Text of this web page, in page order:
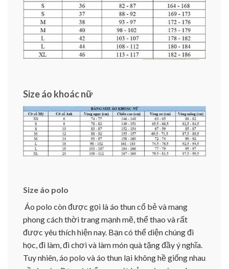
Size áo khoác nữ
Size áo polo
Áo polo còn được gọi là áo thun cổ bẻ và mang
phong cách thời trang mạnh mẽ, thể thao và rất
được yêu thích hiện nay. Bạn có thể diện chúng đi
học, đi làm, đi chơi và làm món quà tặng đầy ý nghĩa.
Tuy nhiên, áo polo và áo thun lại không hề giống nhau